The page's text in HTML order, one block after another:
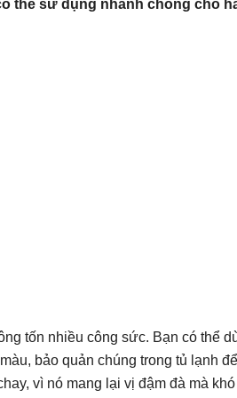
thể sử dụng nhanh chóng cho
tốn nhiều công sức. Bạn có thể
bảo quản chúng trong tủ lạnh
vì nó mang lại vị đậm đà mà